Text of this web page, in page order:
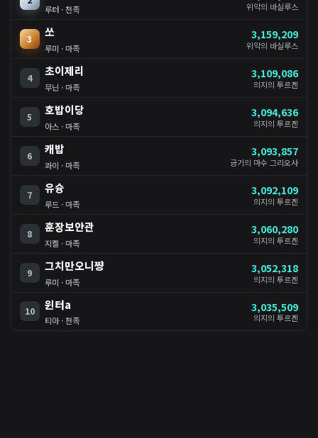
루터 · 천족 위악의 바실루스
3 쏘
루미 · 마족
3,159,209
위악의 바실루스
4 초이제리
무닌 · 마족
3,109,086
의지의 투르겐
5 호밥이당
아스 · 마족
3,094,636
의지의 투르겐
6 캐밥
콰이 · 마족
3,093,857
금기의 마수 그리오사
7 유슝
루드 · 마족
3,092,109
의지의 투르겐
8 훈장보안관
지켈 · 마족
3,060,280
의지의 투르겐
9 그치만오니쨩
루미 · 마족
3,052,318
의지의 투르겐
10 윈터a
티아 · 천족
3,035,509
의지의 투르겐